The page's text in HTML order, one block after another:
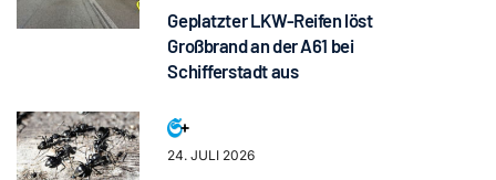
Geplatzter LKW-Reifen löst
Großbrand an der A61 bei
Schifferstadt aus
24. JULI 2026